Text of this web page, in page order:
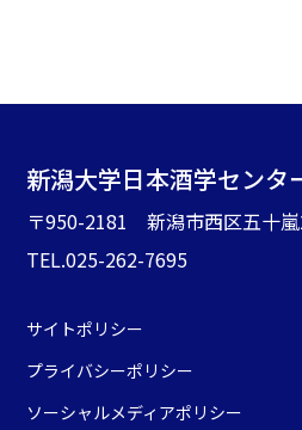
新潟大学日本酒学センタ
〒950-2181 新潟市西区五十
TEL.025-262-7695
サイトポリシー
プライバシーポリシー
ソーシャルメディアポリシー